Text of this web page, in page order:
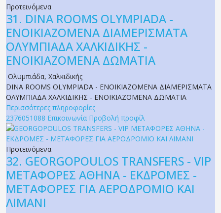
Προτεινόμενα
31. DINA ROOMS OLYMPIADA -
ΕΝΟΙΚΙΑΖΟΜΕΝΑ ΔΙΑΜΕΡΙΣΜΑΤΑ
ΟΛΥΜΠΙΑΔΑ ΧΑΛΚΙΔΙΚΗΣ -
ΕΝΟΙΚΙΑΖΟΜΕΝΑ ΔΩΜΑΤΙΑ
Ολυμπιάδα, Χαλκιδικής
DINA ROOMS OLYMPIADA - ΕΝΟΙΚΙΑΖΟΜΕΝΑ ΔΙΑΜΕΡΙΣΜΑΤΑ
ΟΛΥΜΠΙΑΔΑ ΧΑΛΚΙΔΙΚΗΣ - ΕΝΟΙΚΙΑΖΟΜΕΝΑ ΔΩΜΑΤΙΑ
Περισσότερες πληροφορίες
2376051088 Επικοινωνία Προβολή προφίλ
Προτεινόμενα
32. GEORGOPOULOS TRANSFERS - VIP
ΜΕΤΑΦΟΡΕΣ ΑΘΗΝΑ - ΕΚΔΡΟΜΕΣ -
ΜΕΤΑΦΟΡΕΣ ΓΙΑ ΑΕΡΟΔΡΟΜΙΟ ΚΑΙ
ΛΙΜΑΝΙ